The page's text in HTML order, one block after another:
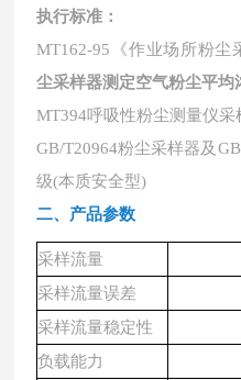
执行标准：
MT162-95《作业场所粉尘
尘采样器测定空气粉尘平均
MT394呼吸性粉尘测量仪采
GB/T20964粉尘采样器及
级(本质安全型)
二、产品参数
采样流量
采样流量误差
采样流量稳定性
负载能力